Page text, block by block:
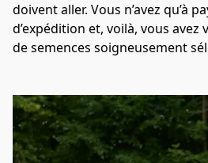
doivent aller. Vous n’avez qu’à
d’expédition et, voilà, vous
de semences soigneusement